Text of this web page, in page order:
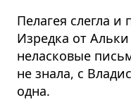
Пелагея слегла
Изредка от
неласковые
не знала, с
одна.